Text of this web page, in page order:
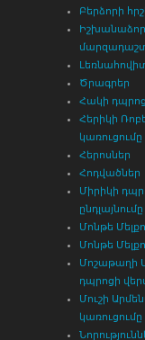
Բերձորի
Ծրագրեր
Հակի
Հերիկի
կառուցումը
Հերոսներ
Հոդվածներ
Միրիկի
ընդլայնումը
Մոնթե
Մոնթե
Մոշաթաղի
դպրոցի
Մուշի
կառուցումը